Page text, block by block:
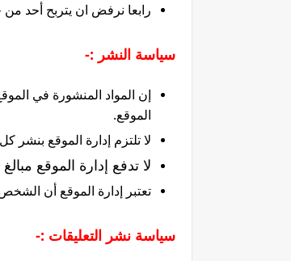
رابعا نرفض ان يتربح أحد من
سياسة النشر :-
إن المواد المنشورة في
الموقع.
لا تلتزم إدارة الموقع بنشر
لا تدفع إدارة الموقع
تعتبر إدارة الموقع أن
سياسة نشر التعليقات :-